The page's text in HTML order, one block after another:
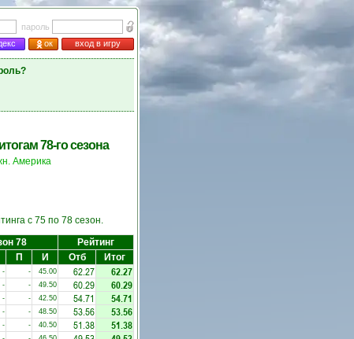
пароль
ок вход в игру
78-го сезона
Америка
с 75 по 78 сезон.
78
Рейтинг
П И Отб Итог
- - 45.00 62.27 62.27
- - 49.50 60.29 60.29
- - 42.50 54.71 54.71
- - 48.50 53.56 53.56
- - 40.50 51.38 51.38